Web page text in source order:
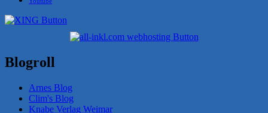
Blogroll
Arnes Blog
Clim's Blog
Knabe Verlag Weimar